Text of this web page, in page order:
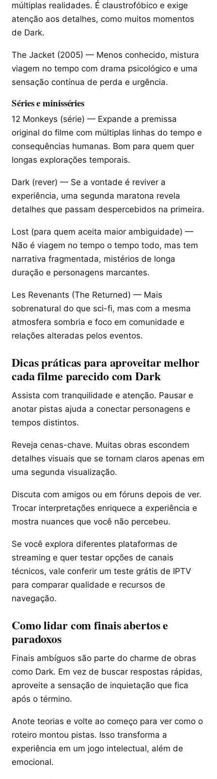
múltiplas realidades. É claustrofóbico e exige
atenção aos detalhes, como muitos momentos
de Dark.
The Jacket (2005) — Menos conhecido, mistura
viagem no tempo com drama psicológico e uma
sensação contínua de perda e urgência.
Séries e minisséries
12 Monkeys (série) — Expande a premissa
original do filme com múltiplas linhas do tempo e
consequências humanas. Bom para quem quer
longas explorações temporais.
Dark (rever) — Se a vontade é reviver a
experiência, uma segunda maratona revela
detalhes que passam despercebidos na primeira.
Lost (para quem aceita maior ambiguidade) —
Não é viagem no tempo o tempo todo, mas tem
narrativa fragmentada, mistérios de longa
duração e personagens marcantes.
Les Revenants (The Returned) — Mais
sobrenatural do que sci-fi, mas com a mesma
atmosfera sombria e foco em comunidade e
relações alteradas pelos eventos.
Dicas práticas para aproveitar melhor
cada filme parecido com Dark
Assista com tranquilidade e atenção. Pausar e
anotar pistas ajuda a conectar personagens e
tempos distintos.
Reveja cenas-chave. Muitas obras escondem
detalhes visuais que se tornam claros apenas em
uma segunda visualização.
Discuta com amigos ou em fóruns depois de ver.
Trocar interpretações enriquece a experiência e
mostra nuances que você não percebeu.
Se você explora diferentes plataformas de
streaming e quer testar opções de canais
técnicos, vale conferir um teste grátis de IPTV
para comparar qualidade e recursos de
navegação.
Como lidar com finais abertos e
paradoxos
Finais ambíguos são parte do charme de obras
como Dark. Em vez de buscar respostas rápidas,
aproveite a sensação de inquietação que fica
após o término.
Anote teorias e volte ao começo para ver como o
roteiro montou pistas. Isso transforma a
experiência em um jogo intelectual, além de
emocional.